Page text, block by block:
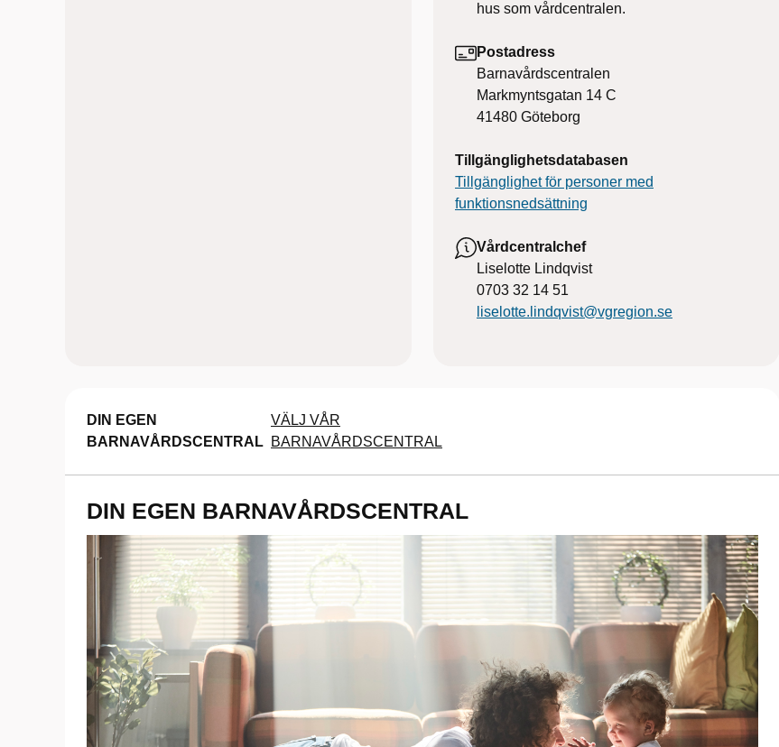
hus som vårdcentralen.
Postadress
Barnavårdscentralen
Markmyntsgatan 14 C
41480 Göteborg
Tillgänglighetsdatabasen
Tillgänglighet för personer med
funktionsnedsättning
Vårdcentralchef
Liselotte Lindqvist
0703 32 14 51
liselotte.lindqvist@vgregion.se
DIN EGEN
BARNAVÅRDSCENTRAL
VÄLJ VÅR
BARNAVÅRDSCENTRAL
DIN EGEN BARNAVÅRDSCENTRAL